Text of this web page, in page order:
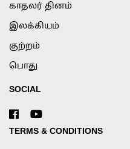
காதலர் தினம்
இலக்கியம்
குற்றம்
பொது
SOCIAL
TERMS & CONDITIONS